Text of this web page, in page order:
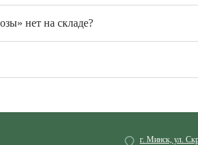
нет на складе?
г. Минск, ул.